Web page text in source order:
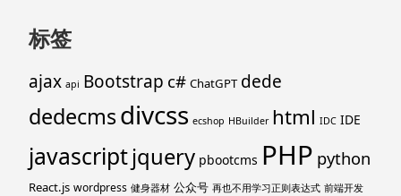
标签
ajax api Bootstrap c# ChatGPT dede
dedecmsdivcss ecshop HBuilder html IDC IDE
javascriptjquery pbootcms PHP python
React.js wordpress 健身器材 公众号 再也不用学习正则表达式 前端开发